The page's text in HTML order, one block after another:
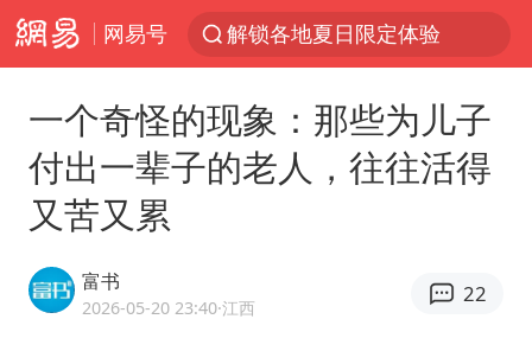
网易号
解锁各地夏日限定体验
白海豚将正面袭击贯穿浙江
富婆带资进组给自己硬加60多场吻戏
视频丨中国东方电气集团原党组副书记、董事宋致远被查
一个奇怪的现象：那些为儿子
付出一辈子的老人，往往活得
又苦又累
富书
2026-05-20 23:40·江西
22